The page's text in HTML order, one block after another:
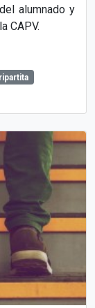
alumnado y
CAPV.